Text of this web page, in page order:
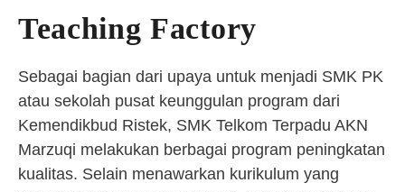
Teaching Factory
Sebagai bagian dari upaya untuk menjadi SMK PK
atau sekolah pusat keunggulan program dari
Kemendikbud Ristek, SMK Telkom Terpadu AKN
Marzuqi melakukan berbagai program peningkatan
kualitas. Selain menawarkan kurikulum yang